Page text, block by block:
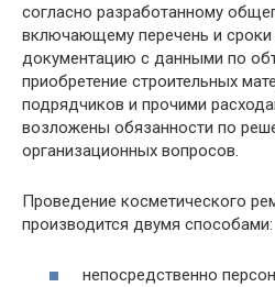
согласно разработанному
включающему перечень и
документацию с данными по
приобретение строительных
подрядчиков и прочими
возложены обязанности по
организационных вопросов.
Проведение косметического
производится двумя способами:
непосредственно